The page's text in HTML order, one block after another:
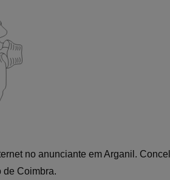
no anunciante em Arganil.
de Coimbra.